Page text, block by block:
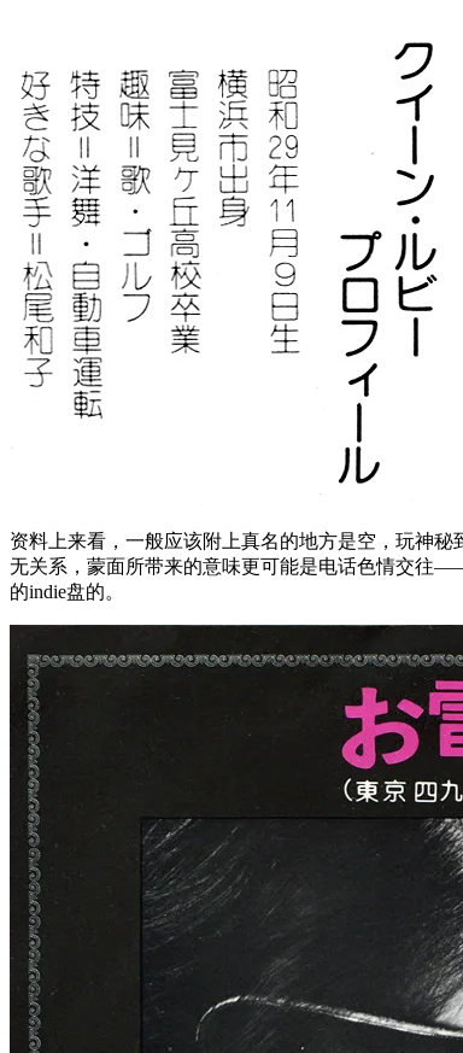
资料上来看，一般应该附上真名的地方是空，玩神
无关系，蒙面所带来的意味更可能是电话色情交往
的indie盘的。